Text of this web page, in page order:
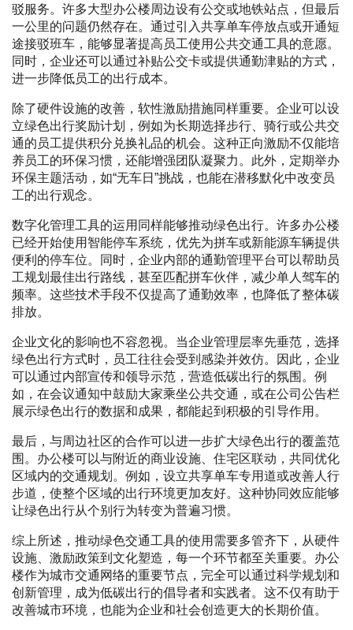
驳服务。许多大型办公楼周边设有公交或地铁站点，但最后
一公里的问题仍然存在。通过引入共享单车停放点或开通短
途接驳班车，能够显著提高员工使用公共交通工具的意愿。
同时，企业还可以通过补贴公交卡或提供通勤津贴的方式，
进一步降低员工的出行成本。
除了硬件设施的改善，软性激励措施同样重要。企业可以设
立绿色出行奖励计划，例如为长期选择步行、骑行或公共交
通的员工提供积分兑换礼品的机会。这种正向激励不仅能培
养员工的环保习惯，还能增强团队凝聚力。此外，定期举办
环保主题活动，如“无车日”挑战，也能在潜移默化中改变员
工的出行观念。
数字化管理工具的运用同样能够推动绿色出行。许多办公楼
已经开始使用智能停车系统，优先为拼车或新能源车辆提供
便利的停车位。同时，企业内部的通勤管理平台可以帮助员
工规划最佳出行路线，甚至匹配拼车伙伴，减少单人驾车的
频率。这些技术手段不仅提高了通勤效率，也降低了整体碳
排放。
企业文化的影响也不容忽视。当企业管理层率先垂范，选择
绿色出行方式时，员工往往会受到感染并效仿。因此，企业
可以通过内部宣传和领导示范，营造低碳出行的氛围。例
如，在会议通知中鼓励大家乘坐公共交通，或在公司公告栏
展示绿色出行的数据和成果，都能起到积极的引导作用。
最后，与周边社区的合作可以进一步扩大绿色出行的覆盖范
围。办公楼可以与附近的商业设施、住宅区联动，共同优化
区域内的交通规划。例如，设立共享单车专用道或改善人行
步道，使整个区域的出行环境更加友好。这种协同效应能够
让绿色出行从个别行为转变为普遍习惯。
综上所述，推动绿色交通工具的使用需要多管齐下，从硬件
设施、激励政策到文化塑造，每一个环节都至关重要。办公
楼作为城市交通网络的重要节点，完全可以通过科学规划和
创新管理，成为低碳出行的倡导者和实践者。这不仅有助于
改善城市环境，也能为企业和社会创造更大的长期价值。